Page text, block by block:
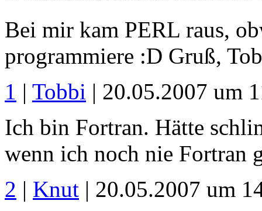
Bei mir kam PERL raus,
programmiere :D Gruß,
1 | Tobbi | 20.05.2007 um
Ich bin Fortran. Hätte
wenn ich noch nie Fortran
2 | Knut | 20.05.2007 um